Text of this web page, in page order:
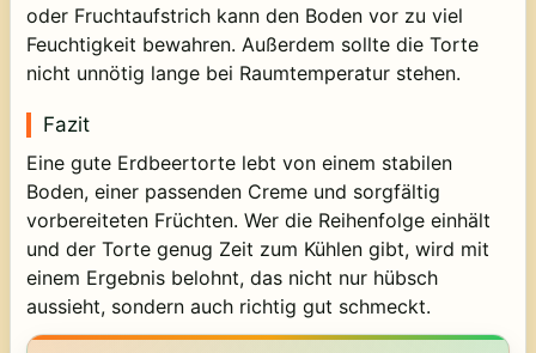
oder Fruchtaufstrich kann den Boden vor zu viel
Feuchtigkeit bewahren. Außerdem sollte die Torte
nicht unnötig lange bei Raumtemperatur stehen.
Fazit
Eine gute Erdbeertorte lebt von einem stabilen
Boden, einer passenden Creme und sorgfältig
vorbereiteten Früchten. Wer die Reihenfolge einhält
und der Torte genug Zeit zum Kühlen gibt, wird mit
einem Ergebnis belohnt, das nicht nur hübsch
aussieht, sondern auch richtig gut schmeckt.